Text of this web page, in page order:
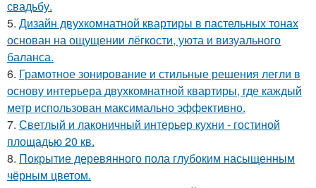
свадьбу.
5. Дизайн двухкомнатной квартиры в пастельных тонах
основан на ощущении лёгкости, уюта и визуального
баланса.
6. Грамотное зонирование и стильные решения легли в
основу интерьера двухкомнатной квартиры, где каждый
метр использован максимально эффективно.
7. Светлый и лаконичный интерьер кухни - гостиной
площадью 20 кв.
8. Покрытие деревянного пола глубоким насыщенным
чёрным цветом.